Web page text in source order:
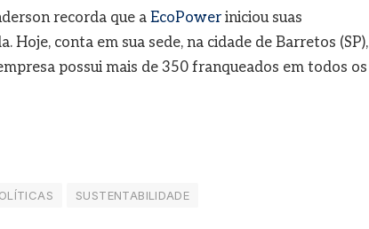
recorda que a EcoPoweriniciou suas
Hoje, conta em sua sede, na cidade de Barretos (SP),
possui mais de 350 franqueados em todos os
SUSTENTABILIDADE